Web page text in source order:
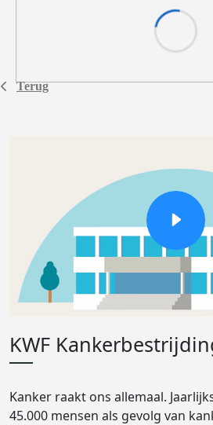
Terug
KWF
Kanker raakt ons allemaal.
45.000 mensen als gevolg van